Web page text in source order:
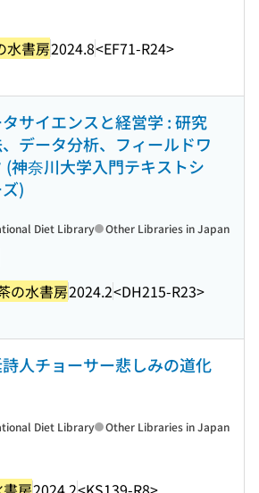
水書房2024.8<EF71-R24>
サイエンスと経営学 : 研究
データ分析、フィールドワ
(神奈川大学入門テキストシ
)
の水書房2024.2<DH215-R23>
Diet Library Other Libraries in Japan
人チョーサー悲しみの道化
Diet Library Other Libraries in Japan